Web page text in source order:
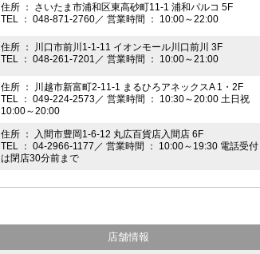
住所 ： さいたま市浦和区東高砂町11-1 浦和パルコ 5F
TEL ： 048-871-2760／ 営業時間 ： 10:00～22:00
住所 ： 川口市前川1-1-11 イオンモール川口前川 3F
TEL ： 048-261-7201／ 営業時間 ： 10:00～21:00
住所 ： 川越市新富町2-11-1 まるひろアネックスA 1・2F
TEL ： 049-224-2573／ 営業時間 ： 10:30～20:00 土日祝
10:00～20:00
住所 ： 入間市豊岡1-6-12 丸広百貨店入間店 6F
TEL ： 04-2966-1177／ 営業時間 ： 10:00～19:30 電話受付
は閉店30分前まで
店舗情報